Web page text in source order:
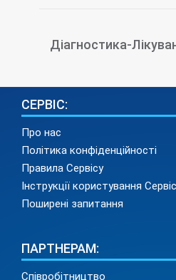
Діагностика-
СЕРВІС:
Про нас
Політика конфіденційності
Правила Сервісу
Інструкції користування
Поширені запитання
ПАРТНЕРАМ:
Співробітництво